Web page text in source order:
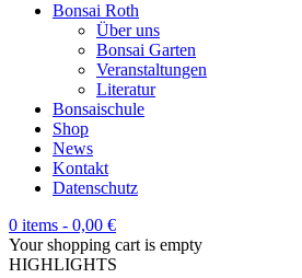
Bonsai Roth
Über uns
Bonsai Garten
Veranstaltungen
Literatur
Bonsaischule
Shop
News
Kontakt
Datenschutz
0 items - 0,00 €
Your shopping cart is empty
HIGHLIGHTS